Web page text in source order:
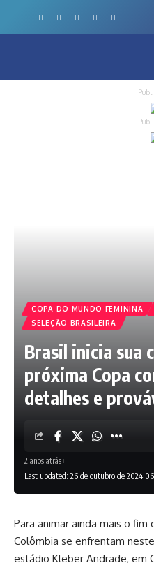
COPA DO MUNDO FEMININA
SELEÇÃO BRASILEIRA
Brasil inicia sua
próxima Copa
detalhes e
Last updated: 26 de outubro de 2024
2 anos atrás
Para animar ainda mais o
Colômbia se enfrentam
estádio Kleber Andrade, em